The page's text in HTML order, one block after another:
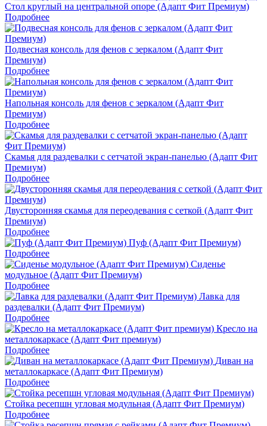
Стол круглый на центральной опоре (Адапт Фит Премиум)
Подробнее
Подвесная консоль для фенов с зеркалом (Адапт Фит
Премиум)
Подробнее
Напольная консоль для фенов с зеркалом (Адапт Фит
Премиум)
Подробнее
Скамья для раздевалки с сетчатой экран-панелью (Адапт Фит
Премиум)
Подробнее
Двусторонняя скамья для переодевания с сеткой (Адапт Фит
Премиум)
Подробнее
Пуф (Адапт Фит Премиум)
Подробнее
Сиденье
модульное (Адапт Фит Премиум)
Подробнее
Лавка для
раздевалки (Адапт Фит Премиум)
Подробнее
Кресло на
металлокаркасе (Адапт Фит премиум)
Подробнее
Диван на
металлокаркасе (Адапт Фит Премиум)
Подробнее
Стойка ресепшн угловая модульная (Адапт Фит Премиум)
Подробнее